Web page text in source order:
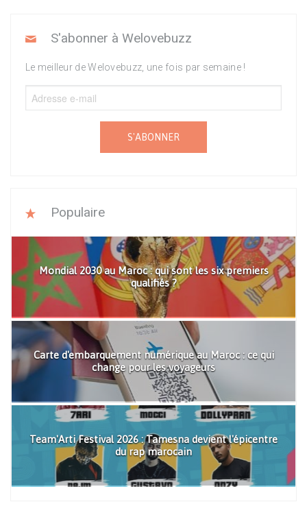
S'abonner à Welovebuzz
Le meilleur de Welovebuzz, une fois par semaine !
S'ABONNER
Populaire
Mondial 2030 au Maroc : qui sont les six premiers
qualifiés ?
Carte d'embarquement numérique au Maroc : ce qui
change pour les voyageurs
Team'Arti Festival 2026 : Tamesna devient l'épicentre
du rap marocain